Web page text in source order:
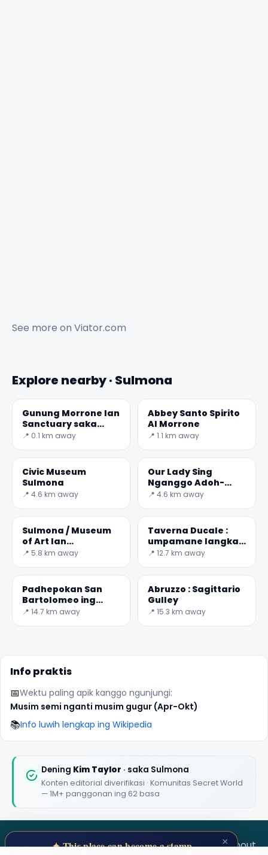
See more on Viator.com
Explore nearby · Sulmona
Gunung Morrone lan
Sanctuary saka
Ercole Curino
📍 0.1 km away
Abbey Santo Spirito
Al Morrone
📍 1.1 km away
Civic Museum
Sulmona
📍 4.6 km away
Our Lady Sing
Nganggo Adoh-
Paskah ing Sulmona
📍 4.6 km away
Sulmona / Museum
of Art lan
confectionary
📍 5.8 km away
Taverna Ducale :
umpamane langka
saka abad tengah
📍 12.7 km away
Padhepokan San
Bartolomeo ing
Legio da
📍 14.7 km away
Abruzzo : Sagittario
Gulley
📍 15.3 km away
Info praktis
📅Wektu paling apik kanggo ngunjungi:
Musim semi nganti musim gugur (Apr-Okt)
📚Info luwih lengkap ing Wikipedia
Dening Kim Taylor · saka Sulmona
Konten editorial diverifikasi · Komunitas Secret World
— 1M+ panggonan ing 62 basa
SECRET WORLD TermsPrivacyAbout
×
✦ This place can become a stamp